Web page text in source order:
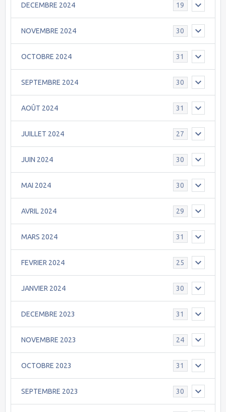
DECEMBRE 2024 19
NOVEMBRE 2024 30
OCTOBRE 2024 31
SEPTEMBRE 2024 30
AOÛT 2024 31
JUILLET 2024 27
JUIN 2024 30
MAI 2024 30
AVRIL 2024 29
MARS 2024 31
FEVRIER 2024 25
JANVIER 2024 30
DECEMBRE 2023 31
NOVEMBRE 2023 24
OCTOBRE 2023 31
SEPTEMBRE 2023 30